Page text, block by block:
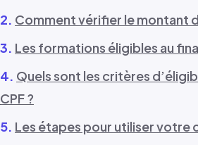
Comment vérifier le montant
Les formations éligibles au
Quels sont les critères
CPF ?
Les étapes pour utiliser votre